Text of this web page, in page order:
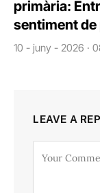
primària:
sentiment
10 - juny - 2026 ·
LEAVE A